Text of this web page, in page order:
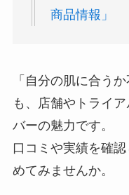
商品情報」
「自分の肌に合う
も、店舗やトライ
バーの魅力です。
口コミや実績を確
めてみませんか。